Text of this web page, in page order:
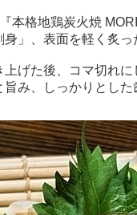
本格地鶏炭火焼
」、表面を軽く炙っ
上げた後、コマ切れ
み、しっかりとした